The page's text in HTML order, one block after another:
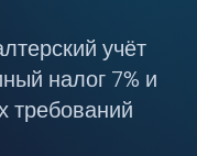
учёт
налог 7% и
требований